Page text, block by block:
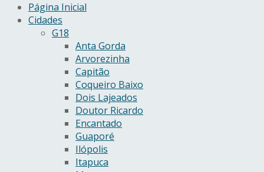
Página Inicial
Cidades
G18
Anta Gorda
Arvorezinha
Capitão
Coqueiro Baixo
Dois Lajeados
Doutor Ricardo
Encantado
Guaporé
Ilópolis
Itapuca